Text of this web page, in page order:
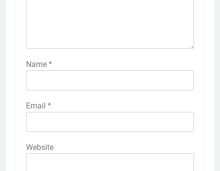
Name *
Email *
Website